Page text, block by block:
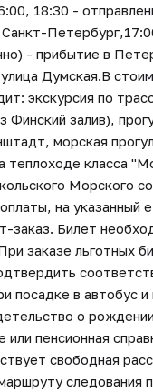
18:30 -
- прибытие в
Думская.В
экскурсия по
Финский залив),
морская
теплоходе класса
Морского
на указанный
заказ. Билет
заказе льготных
посадке в автобус и
о
или пенсионная
свободная
следования